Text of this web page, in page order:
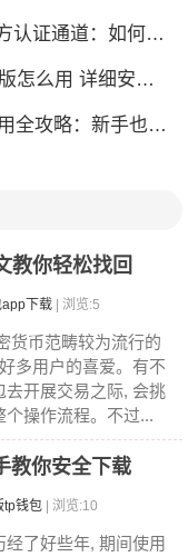
如何找到真正的官方渠道
用 详细安装教程
：新手也能快速上手掌握
教你轻松找回
下载 | 浏览:5
货币范畴较为流行的
多用户的喜爱。有不
去开展交易之际, 会挑
操作流程。不过...
教你安全下载
tp钱包 | 浏览:10
了好些年, 期间使用